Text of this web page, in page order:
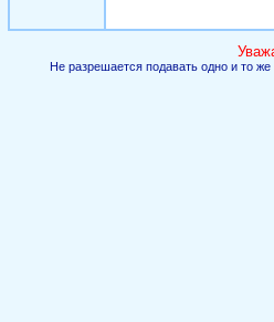
Не разрешается подавать одно и то